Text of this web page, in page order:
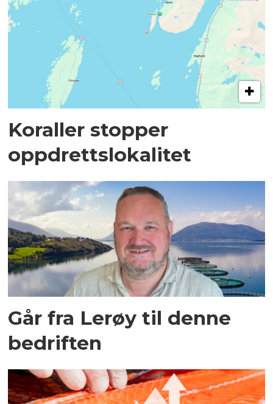
Koraller stopper
oppdrettslokalitet
Går fra Lerøy til denne
bedriften